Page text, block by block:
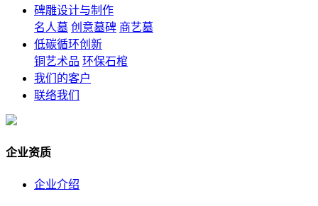
碑雕设计与制作
名人墓 创意墓碑 商艺墓
低碳循环创新
铜艺术品 环保石棺
我们的客户
联络我们
企业资质
企业介绍